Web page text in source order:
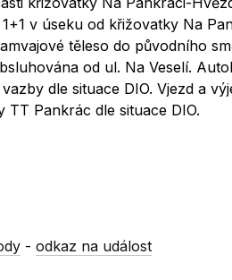
v úseku od křižovatky Na
těleso do původního
od ul. Na Veselí.
dle situace DIO. Vjezd a
Pankrác dle situace DIO.
-odkaz na událost